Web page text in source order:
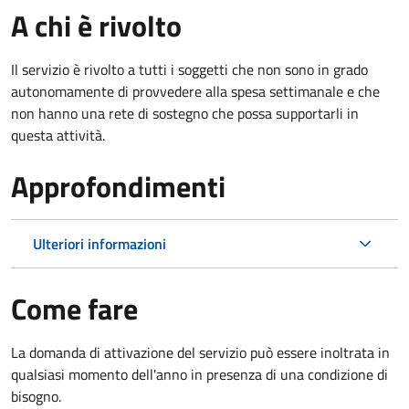
A chi è rivolto
Il servizio è rivolto a tutti i soggetti che non sono in grado
autonomamente di provvedere alla spesa settimanale e che
non hanno una rete di sostegno che possa supportarli in
questa attività.
Approfondimenti
Ulteriori informazioni
Come fare
La domanda di attivazione del servizio può essere inoltrata in
qualsiasi momento dell'anno in presenza di una condizione di
bisogno.